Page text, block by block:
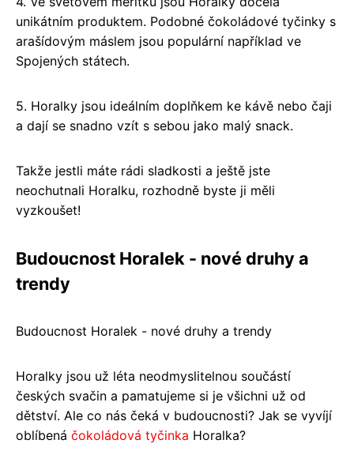
unikátním produktem. Podobné čokoládové tyčinky s
arašídovým máslem jsou populární například ve
Spojených státech.
5. Horalky jsou ideálním doplňkem ke kávě nebo čaji
a dají se snadno vzít s sebou jako malý snack.
Takže jestli máte rádi sladkosti a ještě jste
neochutnali Horalku, rozhodně byste ji měli
vyzkoušet!
Budoucnost Horalek - nové druhy a
trendy
Budoucnost Horalek - nové druhy a trendy
Horalky jsou už léta neodmyslitelnou součástí
českých svačin a pamatujeme si je všichni už od
dětství. Ale co nás čeká v budoucnosti? Jak se vyvíjí
oblíbená čokoládová tyčinka Horalka?